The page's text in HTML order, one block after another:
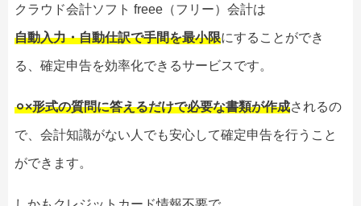
クラウド会計ソフト freee（フリー）会計は
自動入力・自動仕訳で手間を最小限にすることができ
る、確定申告を効率化できるサービスです。
⚪︎×形式の質問に答えるだけで必要な書類が作成されるの
で、会計知識がない人でも安心して確定申告を行うこと
ができます。